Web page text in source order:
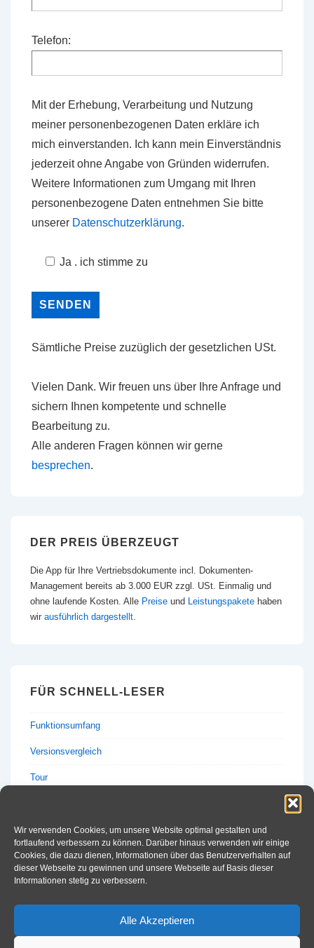
Wir verwenden Cookies, um unsere Website optimal gestalten und
fortlaufend verbessern zu können. Darüber hinaus verwenden wir einige
Cookies, die dazu dienen, Informationen über das Benutzerverhalten auf
dieser Webseite zu gewinnen und unsere Webseite auf Basis dieser
Informationen stetig zu verbessern.
Alle Akzeptieren
Telefon:
Mit der Erhebung, Verarbeitung und Nutzung
meiner personenbezogenen Daten erkläre ich
mich einverstanden. Ich kann mein Einverständnis
jederzeit ohne Angabe von Gründen widerrufen.
Weitere Informationen zum Umgang mit Ihren
personenbezogene Daten entnehmen Sie bitte
unserer Datenschutzerklärung.
Ja . ich stimme zu
Sämtliche Preise zuzüglich der gesetzlichen USt.
Vielen Dank. Wir freuen uns über Ihre Anfrage und
sichern Ihnen kompetente und schnelle
Bearbeitung zu.
Alle anderen Fragen können wir gerne
besprechen.
DER PREIS ÜBERZEUGT
Die App für Ihre Vertriebsdokumente incl. Dokumenten-
Management bereits ab 3.000 EUR zzgl. USt. Einmalig und
ohne laufende Kosten. Alle Preise und Leistungspakete haben
wir ausführlich dargestellt
FÜR SCHNELL-LESER
Funktionsumfang
Versionsvergleich
Tour
GESUCHT – GEFUNDEN!